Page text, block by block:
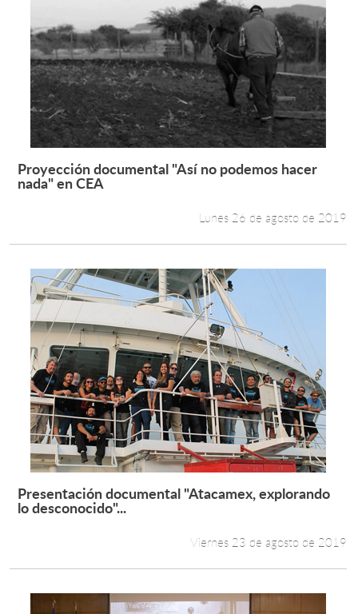
Leer más +
Proyección documental "Así no podemos hacer
nada" en CEA
Lunes 26 de agosto de 2019
Leer más +
Presentación documental "Atacamex, explorando
lo desconocido"...
Viernes 23 de agosto de 2019